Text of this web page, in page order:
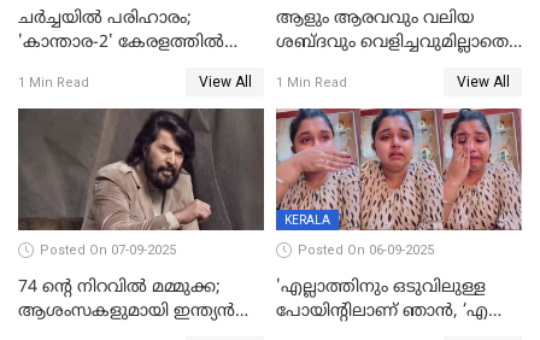
ചർച്ചയിൽ പരിഹാരം;
'കാന്താര-2' കേരളത്തിൽ
ഫിയോക്ക്
1 Min Read View All
ആളും ആരവവും വലിയ
ശബ്ദവും വെളിച്ചവുമില്ലാതെ
വിവാഹിതയായെന്ന്‌ നടി ​
ഗ്രേസ് ആന്റണി
1 Min Read View All
Posted On 07-09-2025
74 ന്റെ നിറവിൽ മമ്മുക്ക;
ആശംസകളുമായി ഇന്ത്യൻ
KERALA
Posted On 06-09-2025
'എല്ലാത്തിനും ഒടുവിലുള്ള
പോയിന്റിലാണ് ഞാൻ, ‘എന്‍റെ